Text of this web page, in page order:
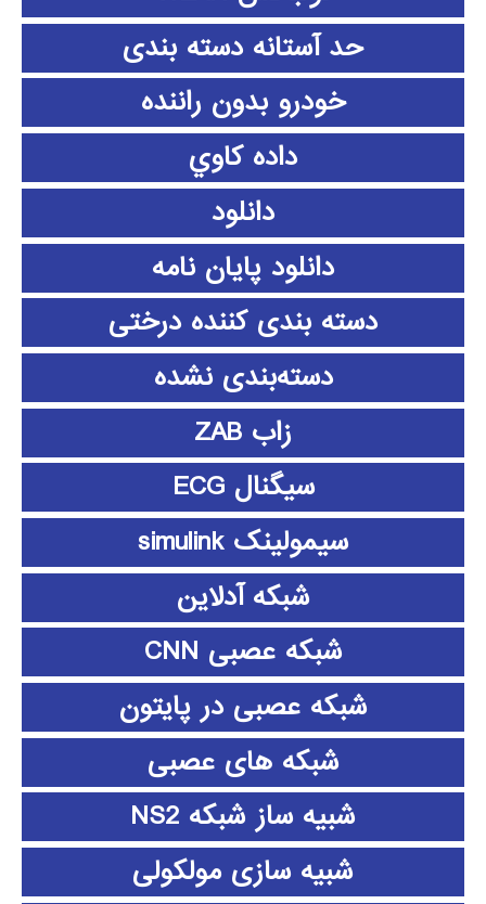
حد آستانه دسته بندی
خودرو بدون راننده
داده كاوي
دانلود
دانلود پايان نامه
دسته بندی کننده درختی
دسته‌بندی نشده
زاب ZAB
سیگنال ECG
سیمولینک simulink
شبکه آدلاین
شبکه عصبی CNN
شبکه عصبی در پایتون
شبکه های عصبی
شبیه ساز شبکه NS2
شبیه سازی مولکولی